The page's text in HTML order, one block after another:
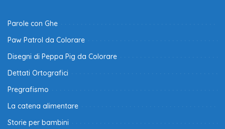
Parole con Ghe
Paw Patrol da Colorare
Disegni di Peppa Pig da Colorare
Dettati Ortografici
Pregrafismo
La catena alimentare
Storie per bambini